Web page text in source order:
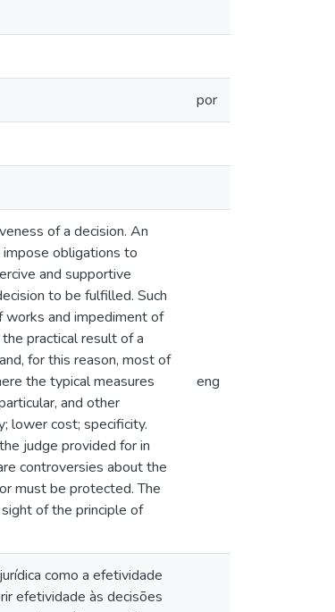
por
of a decision. An
obligations to
and supportive
to be fulfilled. Such
works and impediment of
practical result of a
for this reason, most of
the typical measures
and other
lower cost; specificity.
judge provided for in
controversies about the
must be protected. The
of the principle of
eng
como a efetividade
efetividade às decisões